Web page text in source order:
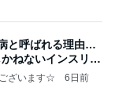
と呼ばれる理由…
ねないインスリン
ざいます☆ 6日前